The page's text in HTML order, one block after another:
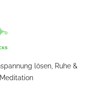
lösen, Ruhe &